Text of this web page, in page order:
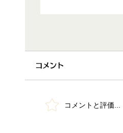
コメント
コメントと評価...